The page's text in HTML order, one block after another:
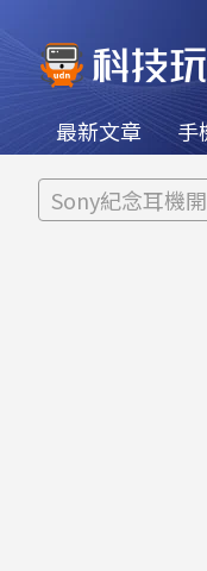
最新文章 手
Sony紀念耳機